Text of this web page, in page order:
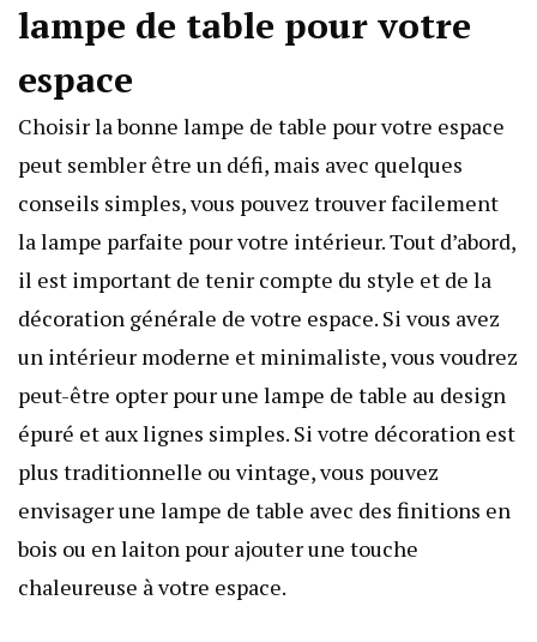
lampe de table pour votre
espace
Choisir la bonne lampe de table pour votre espace
peut sembler être un défi, mais avec quelques
conseils simples, vous pouvez trouver facilement
la lampe parfaite pour votre intérieur. Tout d’abord,
il est important de tenir compte du style et de la
décoration générale de votre espace. Si vous avez
un intérieur moderne et minimaliste, vous voudrez
peut-être opter pour une lampe de table au design
épuré et aux lignes simples. Si votre décoration est
plus traditionnelle ou vintage, vous pouvez
envisager une lampe de table avec des finitions en
bois ou en laiton pour ajouter une touche
chaleureuse à votre espace.